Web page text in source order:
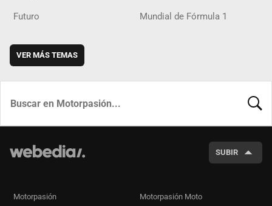
Futuro Mundial de Fórmula 1
VER MÁS TEMAS
SUBIR
Motorpasión Motorpasión Moto